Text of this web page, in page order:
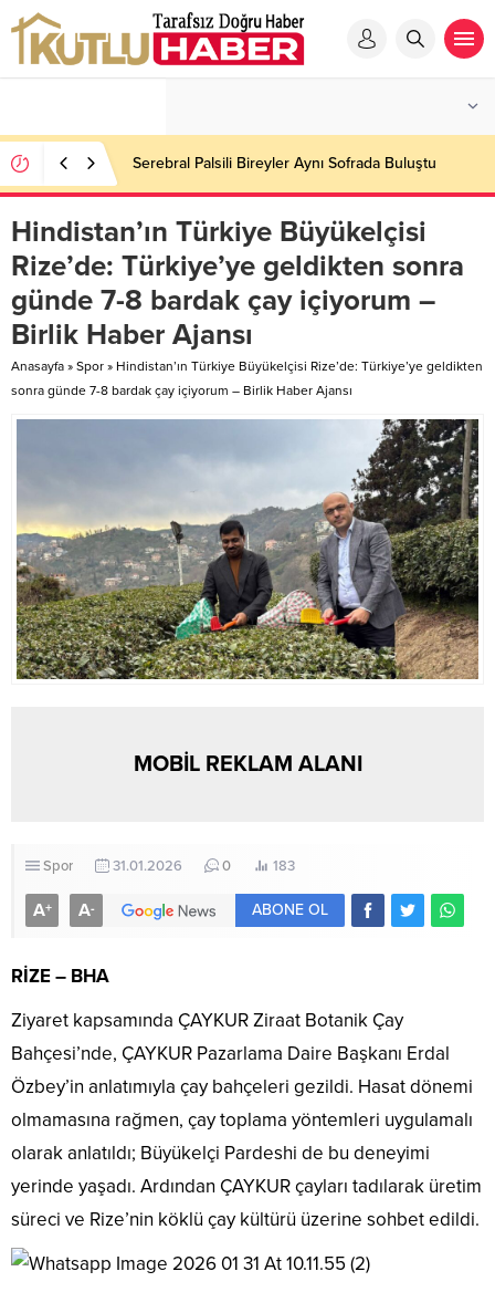
Serebral Palsili Bireyler Aynı Sofrada Buluştu
Hindistan’ın Türkiye Büyükelçisi
Rize’de: Türkiye’ye geldikten sonra
günde 7-8 bardak çay içiyorum –
Birlik Haber Ajansı
Anasayfa » Spor » Hindistan’ın Türkiye Büyükelçisi Rize’de: Türkiye’ye geldikten
sonra günde 7-8 bardak çay içiyorum – Birlik Haber Ajansı
MOBİL REKLAM ALANI
Spor 31.01.2026 0 183
A+ A- ABONE OL
RİZE – BHA
Ziyaret kapsamında ÇAYKUR Ziraat Botanik Çay
Bahçesi’nde, ÇAYKUR Pazarlama Daire Başkanı Erdal
Özbey’in anlatımıyla çay bahçeleri gezildi. Hasat dönemi
olmamasına rağmen, çay toplama yöntemleri uygulamalı
olarak anlatıldı; Büyükelçi Pardeshi de bu deneyimi
yerinde yaşadı. Ardından ÇAYKUR çayları tadılarak üretim
süreci ve Rize’nin köklü çay kültürü üzerine sohbet edildi.